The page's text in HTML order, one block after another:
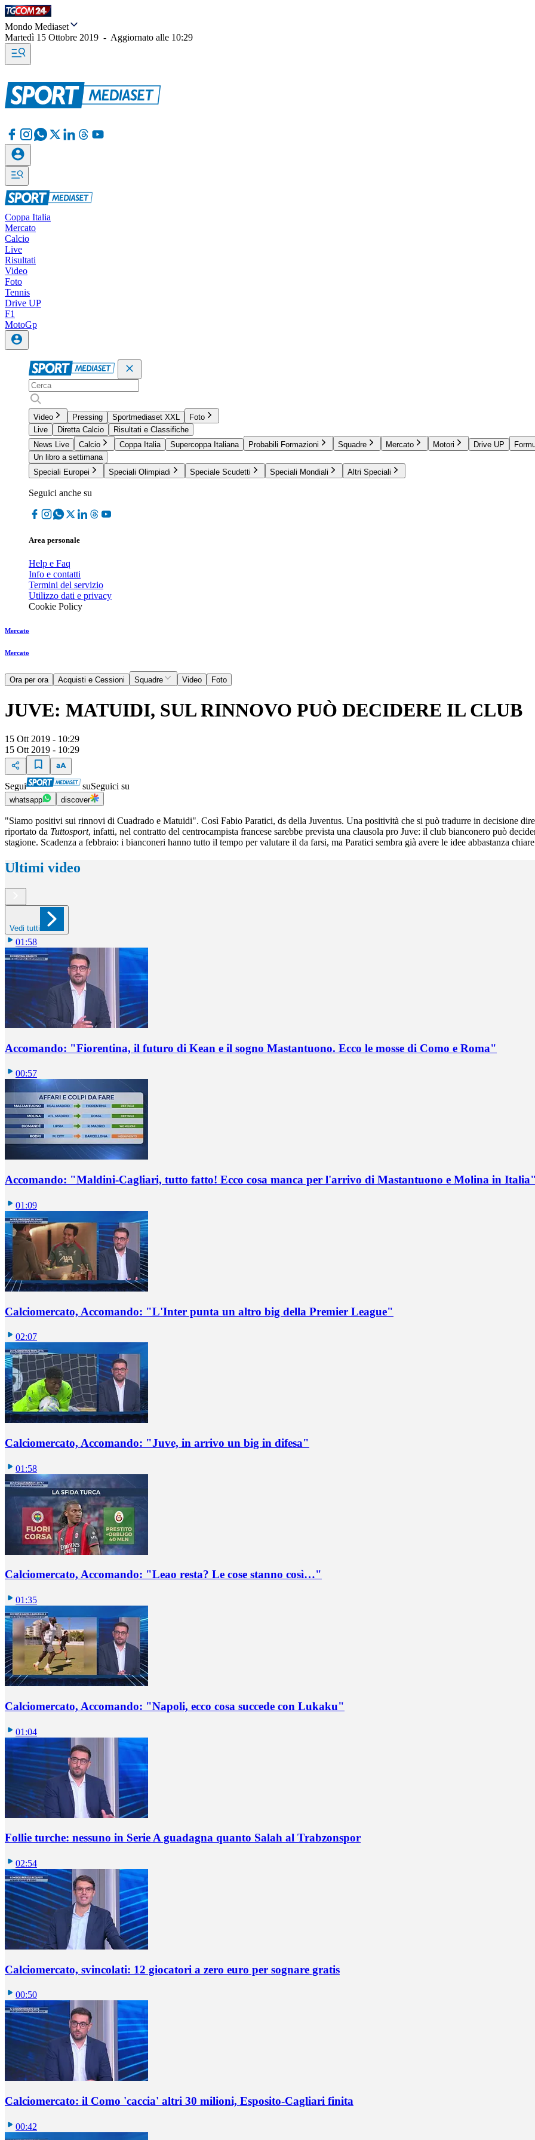
Mondo Mediaset
Martedì 15 Ottobre 2019 - Aggiornato alle 10:29
Coppa Italia
Mercato
Calcio
Live
Risultati
Video
Foto
Tennis
Drive UP
F1
MotoGp
Video Pressing Sportmediaset XXL
Foto
Live
Diretta Calcio
Risultati e Classifiche
News Live
Calcio Coppa Italia Supercoppa Italiana Probabili Formazioni Squadre Mercato Motori Drive UP
Un libro a settimana
Speciali Europei
Speciali Olimpiadi Speciale Scudetti Speciali Mondiali Altri Speciali
Seguici anche su
Area personale
Help e Faq
Info e contatti
Termini del servizio
Utilizzo dati e privacy
Cookie Policy
Mercato
Mercato
Ora per ora Acquisti e Cessioni Squadre Video Foto
JUVE: MATUIDI, SUL RINNOVO PUÒ DECIDERE IL CLUB
15 Ott 2019 - 10:29
15 Ott 2019 - 10:29
Segui suSeguici su
whatsapp discover
"Siamo positivi sui rinnovi di Cuadrado e Matuidi". Così Fabio Paratici, ds della Juventus. Una positività che si può tradurre in decisione
riportato da Tuttosport, infatti, nel contratto del centrocampista francese sarebbe prevista una clausola pro Juve: il club bianconero può
stagione. Scadenza a febbraio: i bianconeri hanno tutto il tempo per valutare il da farsi, ma Paratici sembra già avere le idee abbastanza
Ultimi video
Vedi tutti
01:58
Accomando: "Fiorentina, il futuro di Kean e il sogno Mastantuono. Ecco le mosse di Como e Roma"
00:57
Accomando: "Maldini-Cagliari, tutto fatto! Ecco cosa manca per l'arrivo di Mastantuono e Molina in
01:09
Calciomercato, Accomando: "L'Inter punta un altro big della Premier League"
02:07
Calciomercato, Accomando: "Juve, in arrivo un big in difesa"
01:58
Calciomercato, Accomando: "Leao resta? Le cose stanno così…"
01:35
Calciomercato, Accomando: "Napoli, ecco cosa succede con Lukaku"
01:04
Follie turche: nessuno in Serie A guadagna quanto Salah al Trabzonspor
02:54
Calciomercato, svincolati: 12 giocatori a zero euro per sognare gratis
00:50
Calciomercato: il Como 'caccia' altri 30 milioni, Esposito-Cagliari finita
00:42